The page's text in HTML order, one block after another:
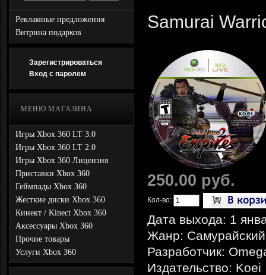
Рекламные предложения
Витрина подарков
Зарегистрироваться
Вход с паролем
МЕНЮ МАГАЗИНА
Игры Xbox 360 LT 3.0
Игры Xbox 360 LT 2.0
Игры Xbox 360 Лицензия
Приставки Xbox 360
Геймпады Xbox 360
Жесткие диски Xbox 360
Кинект / Kinect Xbox 360
Аксессуары Xbox 360
Прочие товары
Услуги Xbox 360
Samurai
250.00 руб.
Кол-во:
Дата выхода: 1
Жанр:
Разработчик:
Издательство: Koei